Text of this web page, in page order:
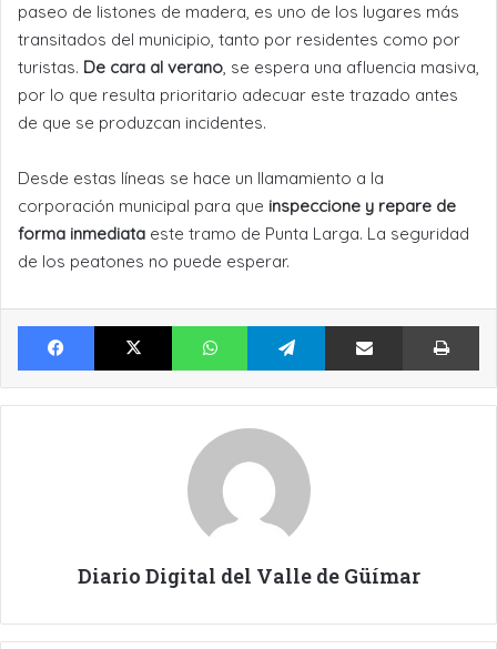
paseo de listones de madera, es uno de los lugares más
transitados del municipio, tanto por residentes como por
turistas. De cara al verano, se espera una afluencia masiva,
por lo que resulta prioritario adecuar este trazado antes
de que se produzcan incidentes.
Desde estas líneas se hace un llamamiento a la
corporación municipal para que inspeccione y repare de
forma inmediata este tramo de Punta Larga. La seguridad
de los peatones no puede esperar.
Facebook X WhatsApp Telegram Compartir por Email
Diario Digital del Valle de Güímar